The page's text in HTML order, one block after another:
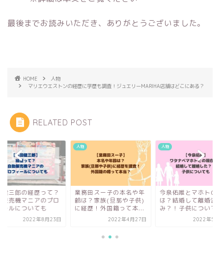
最後までお読みいただき、ありがとうございました。
HOME
人物
マリエウエストンの経歴に学歴も調査！ジュエリーMARIHA店舗はどこにある？
RELATED POST
健三郎の経歴って？
販売機マニアのプロ
ールについても
2022年8月23日
人物
業務田スー子の本名や年
齢は？家族(旦那や子供)
に経歴！外国籍って本...
2022年4月27日
人物
今泉佑唯とマホトの
は？結婚して離婚済
み？！子供について
2022年5